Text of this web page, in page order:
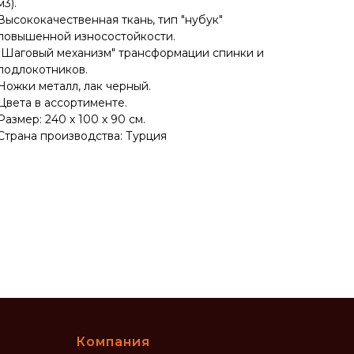
ткань, тип "нубук"
износостойкости.
механизм" трансформации спинки и
металл, лак черный.
в ассортименте.
240 х 100 х 90 см.
производства: Турция
Компания